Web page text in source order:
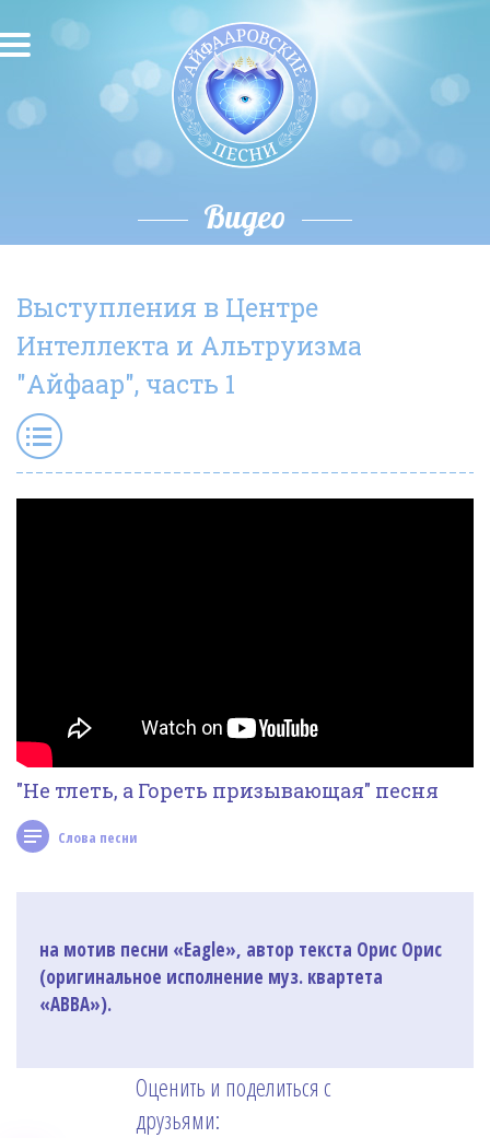
О песнях
Исполнители
О влиянии звука
Новости
Скачать
Контакты
Фотогалерея
Видео
Выступления в Центре
Интеллекта и Альтруизма
"Айфаар", часть 1
"Не тлеть, а Гореть призывающая" песня
Слова песни
на мотив песни «Eagle», автор текста Орис Орис
(оригинальное исполнение муз. квартета
«АВВА»).
Оценить и поделиться с
друзьями: